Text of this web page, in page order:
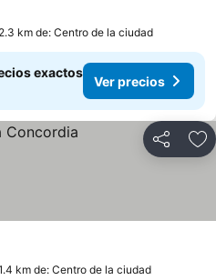
km de: Centro de la ciudad
exactos
Ver precios
Compartir
km de: Centro de la ciudad